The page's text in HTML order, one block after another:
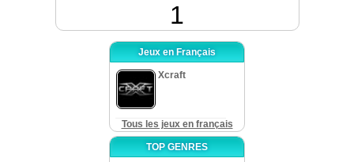
1
Jeux en Français
Xcraft
Tous les jeux en français
TOP GENRES